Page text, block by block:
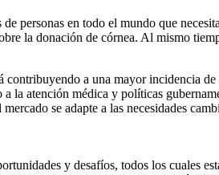
personas en todo el mundo que
la donación de córnea. Al mismo
contribuyendo a una mayor incidencia
atención médica y políticas
se adapte a las necesidades
y desafíos, todos los cuales